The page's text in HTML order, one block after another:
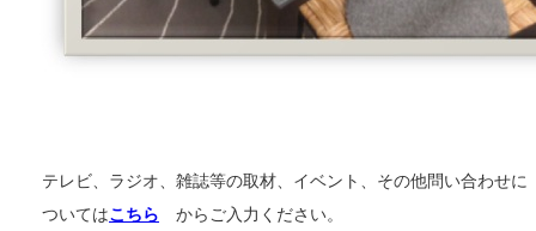
テレビ、ラジオ、雑誌等の取材、イベント、その他問い合わせに
ついてはこちら からご入力ください。